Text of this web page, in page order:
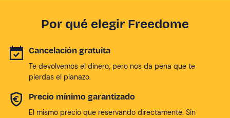
Por qué elegir Freedome
Cancelación gratuita
Te devolvemos el dinero, pero nos da pena que te
pierdas el planazo.
Precio mínimo garantizado
El mismo precio que reservando directamente. Sin